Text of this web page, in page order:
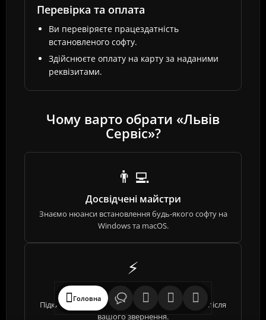
Головна
Перевірка та оплата
Ви перевіряєте працездатність
встановленого софту.
Здійснюєте оплату на карту за наданими
реквізитами.
Чому варто обрати «Львів
Сервіс»?
👨‍💻
Досвідчені майстри
Знаємо нюанси встановлення будь-якого софту на
Windows та macOS.
⚡
Оперативність
Підключаємося та починаємо роботу одразу після
вашого звернення.